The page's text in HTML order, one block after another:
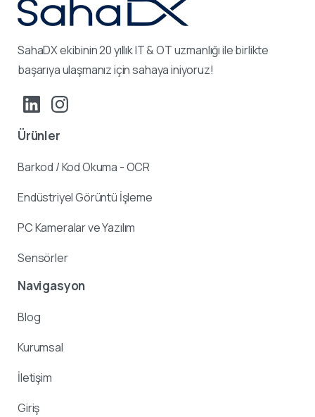
SahaDX ekibinin 20 yıllık IT & OT uzmanlığı ile birlikte
başarıya ulaşmanız için sahaya iniyoruz!
Ürünler
Barkod / Kod Okuma - OCR
Endüstriyel Görüntü İşleme
PC Kameralar ve Yazılım
Sensörler
Navigasyon
Blog
Kurumsal
İletişim
Giriş